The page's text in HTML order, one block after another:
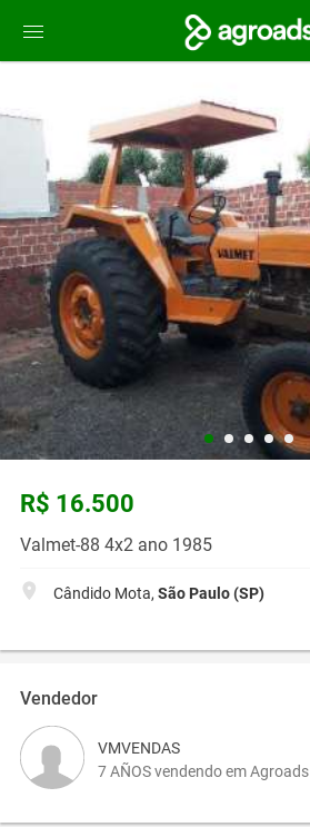
R$ 16.500
Valmet-88 4x2 ano 1985
Cândido Mota, São Paulo (SP)
Vendedor
VMVENDAS
7 AÑOS vendendo em Agroads